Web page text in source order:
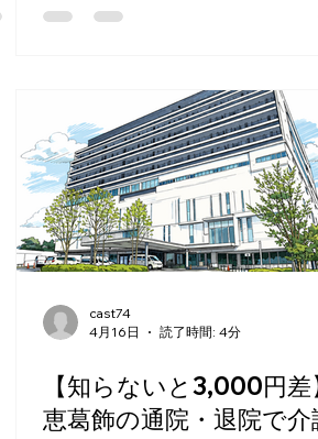
cast74
4月16日
読了時間: 4分
【知らないと3,000円差
恵葛飾の通院・退院で介